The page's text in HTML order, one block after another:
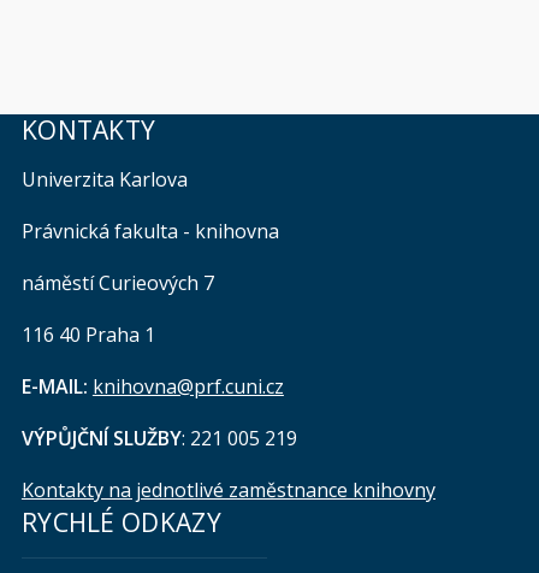
KONTAKTY
Univerzita Karlova
Právnická fakulta - knihovna
náměstí Curieových 7
116 40 Praha 1
E-MAIL: knihovna@prf.cuni.cz
VÝPŮJČNÍ SLUŽBY: 221 005 219
Kontakty na jednotlivé zaměstnance knihovny
RYCHLÉ ODKAZY